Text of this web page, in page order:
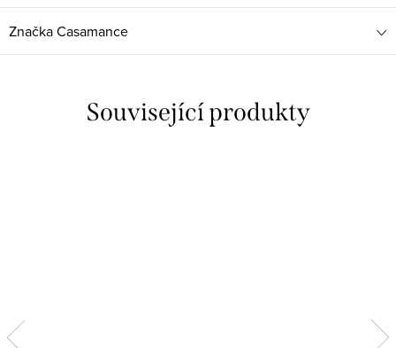
ZnačkaCasamance
Související produkty